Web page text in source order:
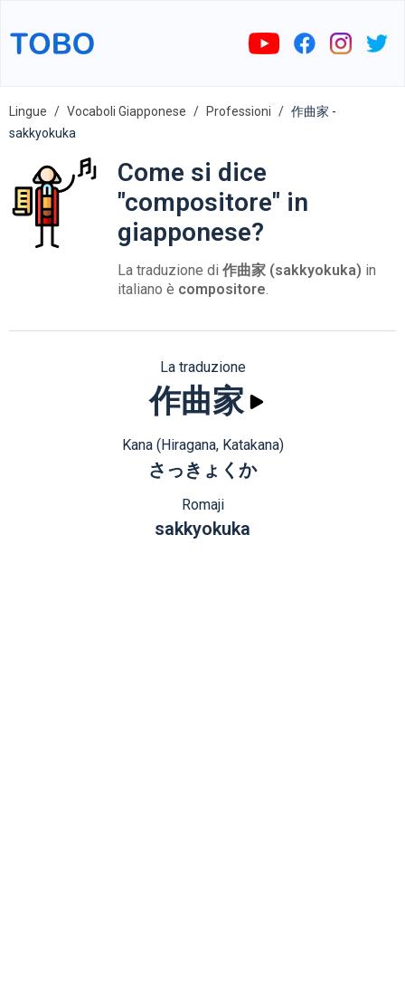
Lingue Vocaboli Giapponese Professioni
作曲家 -
sakkyokuka
Come si dice
"compositore" in
giapponese?
La traduzione di 作曲家 (sakkyokuka) in
italiano è compositore.
La traduzione
作曲家
Kana (Hiragana, Katakana)
さっきょくか
Romaji
sakkyokuka